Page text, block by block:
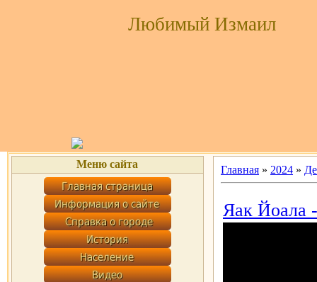
Любимый Измаил
Меню сайта Главная » 2024 »
Яак Йоала